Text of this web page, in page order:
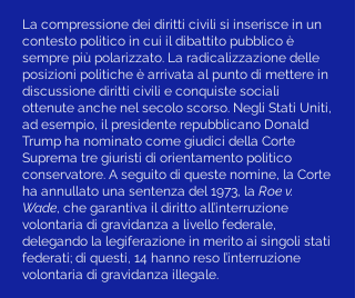
La compressione dei diritti civili si inserisce in un
contesto politico in cui il dibattito pubblico è
sempre più polarizzato. La radicalizzazione delle
posizioni politiche è arrivata al punto di mettere in
discussione diritti civili e conquiste sociali
ottenute anche nel secolo scorso. Negli Stati Uniti,
ad esempio, il presidente repubblicano Donald
Trump ha nominato come giudici della Corte
Suprema tre giuristi di orientamento politico
conservatore. A seguito di queste nomine, la Corte
ha annullato una sentenza del 1973, la Roe v.
Wade, che garantiva il diritto all’interruzione
volontaria di gravidanza a livello federale,
delegando la legiferazione in merito ai singoli stati
federati; di questi, 14 hanno reso l’interruzione
volontaria di gravidanza illegale.